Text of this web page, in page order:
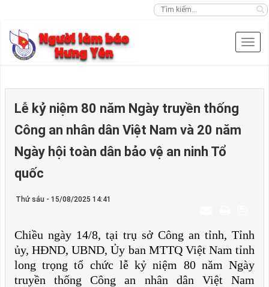
Lễ kỷ niệm 80 năm Ngày truyền thống
Công an nhân dân Việt Nam và 20 năm
Ngày hội toàn dân bảo vệ an ninh Tổ
quốc
Thứ sáu - 15/08/2025 14:41
Chiều ngày 14/8, tại trụ sở Công an tỉnh, Tỉnh
ủy, HĐND, UBND, Ủy ban MTTQ Việt Nam tỉnh
long trọng tổ chức lễ kỷ niệm 80 năm Ngày
truyền thống Công an nhân dân Việt Nam